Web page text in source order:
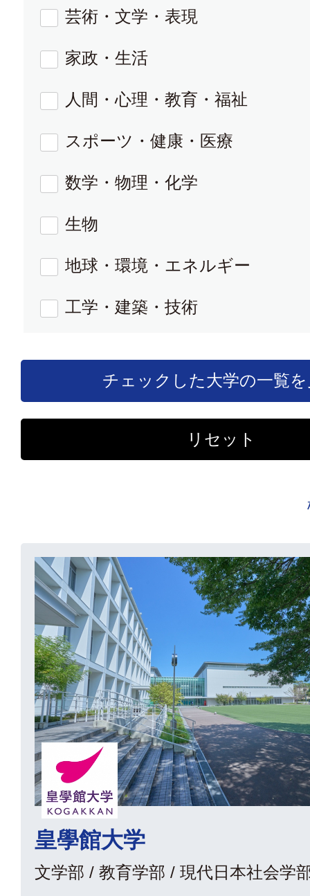
芸術・文学・表現
家政・生活
人間・心理・教育・福祉
スポーツ・健康・医療
数学・物理・化学
生物
地球・環境・エネルギー
工学・建築・技術
皇學館大学
文学部 / 教育学部 / 現代日本社会学